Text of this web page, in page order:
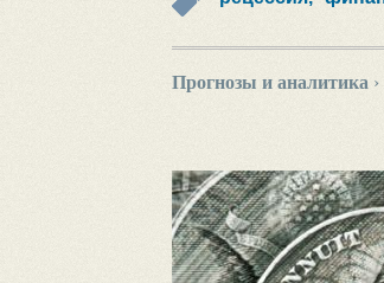
Прогнозы и аналитика ›